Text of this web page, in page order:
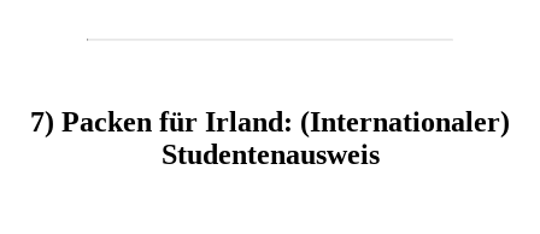
7) Packen für Irland: (Internationaler)
Studentenausweis